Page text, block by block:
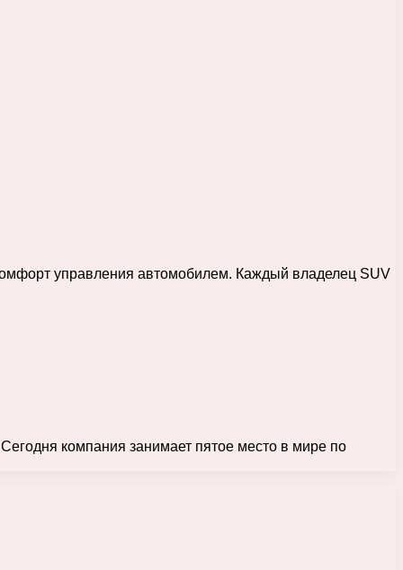
управления автомобилем. Каждый владелец SUV
компания занимает пятое место в мире по